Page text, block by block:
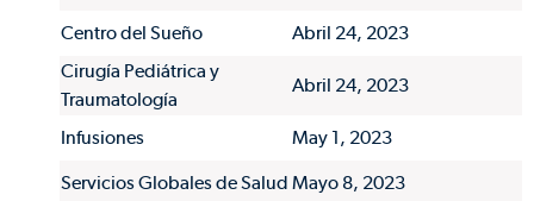
Centro del Sueño
Abril 24, 2023
Cirugía Pediátrica y
Traumatología
Abril 24, 2023
Infusiones
May 1, 2023
Servicios Globales de Salud Mayo 8, 2023